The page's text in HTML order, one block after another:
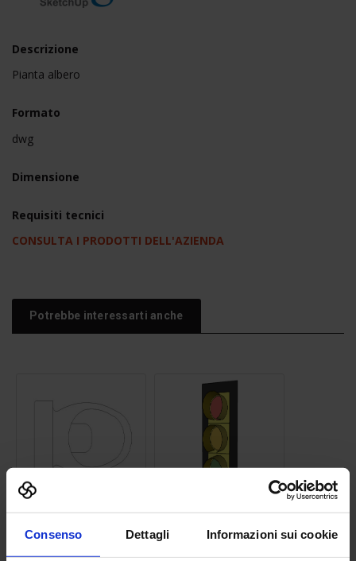
Consenso Dettagli Informazioni sui cookie
Descrizione
Pianta albero
Formato
dwg
Dimensione
Requisiti tecnici
CONSULTA I PRODOTTI DELL'AZIENDA
Potrebbe interessarti anche